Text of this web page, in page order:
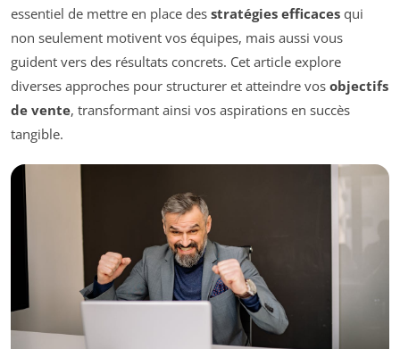
essentiel de mettre en place des stratégies efficaces qui
non seulement motivent vos équipes, mais aussi vous
guident vers des résultats concrets. Cet article explore
diverses approches pour structurer et atteindre vos objectifs
de vente, transformant ainsi vos aspirations en succès
tangible.